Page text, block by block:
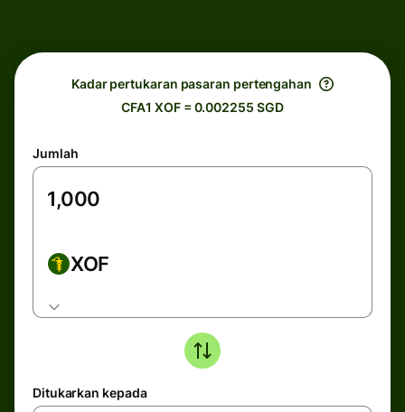
Kadar pertukaran pasaran pertengahan
CFA1 XOF = 0.002255 SGD
Jumlah
XOF
Ditukarkan kepada